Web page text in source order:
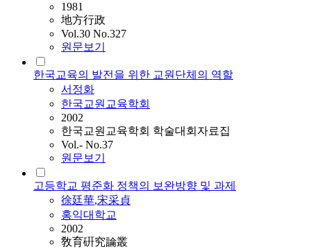
1981
地方行政
Vol.30 No.327
원문보기
한국교육의 발전을 위한 교원단체의 역할
서정화
한국교원교육학회
2002
한국교원교육학회 학술대회자료집
Vol.- No.37
원문보기
고등학교 평준화 정책의 보완방향 및 과제
徐廷華,宋采貞
홍익대학교
2002
敎育硏究論叢